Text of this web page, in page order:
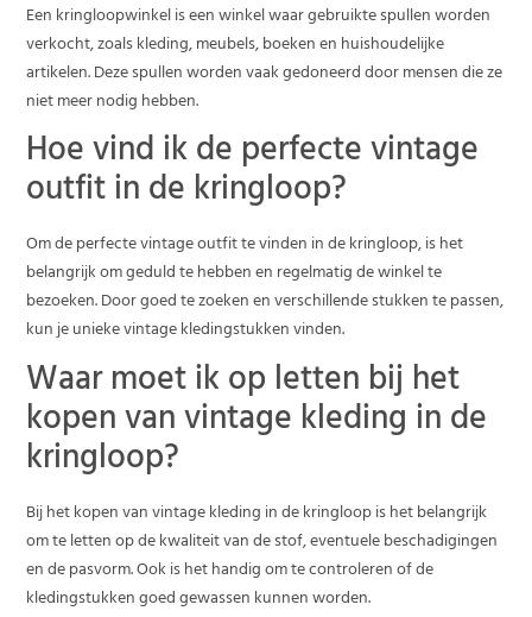
Een kringloopwinkel is een winkel waar gebruikte spullen worden
verkocht, zoals kleding, meubels, boeken en huishoudelijke
artikelen. Deze spullen worden vaak gedoneerd door mensen die ze
niet meer nodig hebben.
Hoe vind ik de perfecte vintage
outfit in de kringloop?
Om de perfecte vintage outfit te vinden in de kringloop, is het
belangrijk om geduld te hebben en regelmatig de winkel te
bezoeken. Door goed te zoeken en verschillende stukken te passen,
kun je unieke vintage kledingstukken vinden.
Waar moet ik op letten bij het
kopen van vintage kleding in de
kringloop?
Bij het kopen van vintage kleding in de kringloop is het belangrijk
om te letten op de kwaliteit van de stof, eventuele beschadigingen
en de pasvorm. Ook is het handig om te controleren of de
kledingstukken goed gewassen kunnen worden.